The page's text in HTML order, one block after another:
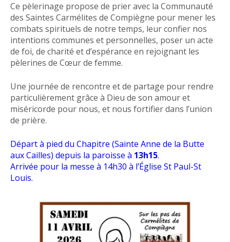
Ce pèlerinage propose de prier avec la Communauté
des Saintes Carmélites de Compiègne pour mener les
combats spirituels de notre temps, leur confier nos
intentions communes et personnelles, poser un acte
de foi, de charité et d’espérance en rejoignant les
pèlerines de Cœur de femme.
Une journée de rencontre et de partage pour rendre
particulièrement grâce à Dieu de son amour et
miséricorde pour nous, et nous fortifier dans l’union
de prière.
Départ à pied du Chapitre (Sainte Anne de la Butte
aux Cailles) depuis la paroisse à 13h15.
Arrivée pour la messe à 14h30 à l’Église St Paul-St
Louis.